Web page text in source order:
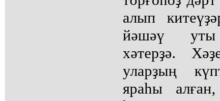
алып
йәшәү уты
хәтерҙә.
уларҙың
яраһы